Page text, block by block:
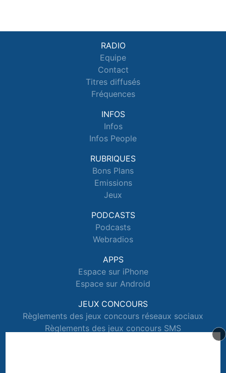
RADIO
Equipe
Contact
Titres diffusés
Fréquences
INFOS
Infos
Infos People
RUBRIQUES
Bons Plans
Emissions
Jeux
PODCASTS
Podcasts
Webradios
APPS
Espace sur iPhone
Espace sur Android
JEUX CONCOURS
Règlements des jeux concours réseaux sociaux
Règlements des jeux concours SMS